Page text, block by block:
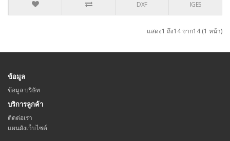
DXF IGES
แสดง1 ถึง14 จาก14 (1 หน้า)
ข้อมูล
ข้อมูล บริษัท
บริการลูกค้า
ติดต่อเรา
แผนผังเว็บไซต์